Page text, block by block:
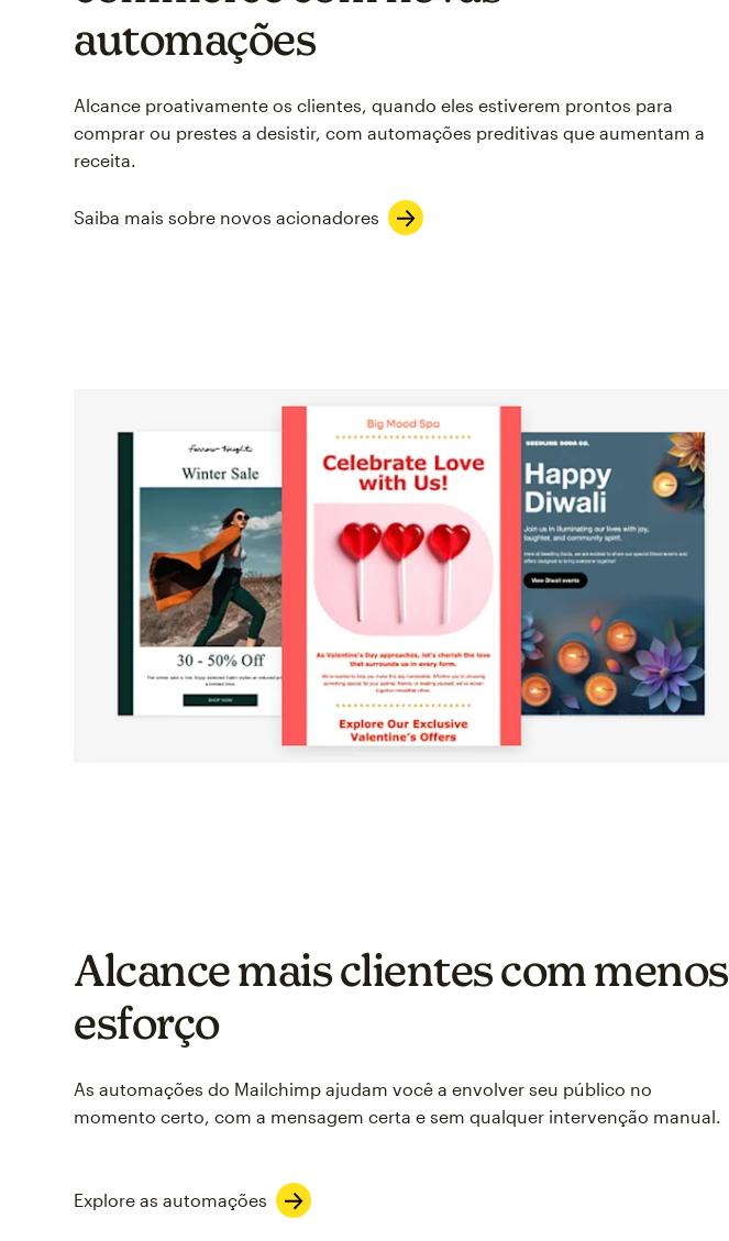
automações
Alcance proativamente os clientes, quando eles estiverem prontos para
comprar ou prestes a desistir, com automações preditivas que aumentam a
receita.
Saiba mais sobre novos acionadores
Alcance mais clientes com menos
esforço
As automações do Mailchimp ajudam você a envolver seu público no
momento certo, com a mensagem certa e sem qualquer intervenção manual.
Explore as automações